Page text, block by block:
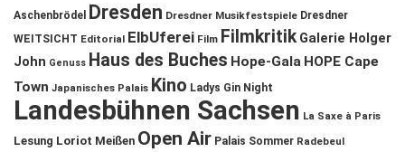
Aschenbrödel
Dresden Dresdner Musikfestspiele Dresdner
WEITSICHT Editorial ElbUferei Film Filmkritik Galerie Holger
John Genuss Haus des Buches Hope-Gala HOPE Cape
Town Japanisches Palais Kino Ladys Gin Night
Landesbühnen Sachsen La Saxe à Paris
Lesung Loriot Meißen Open Air Palais Sommer Radebeul